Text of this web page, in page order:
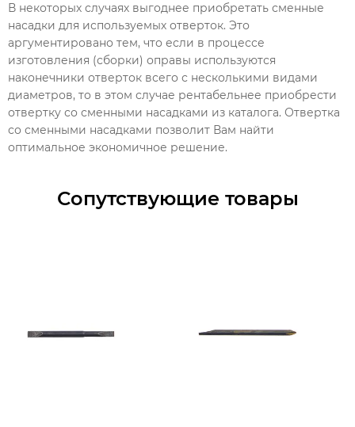
В некоторых случаях выгоднее приобретать сменные
насадки для используемых отверток. Это
аргументировано тем, что если в процессе
изготовления (сборки) оправы используются
наконечники отверток всего с несколькими видами
диаметров, то в этом случае рентабельнее приобрести
отвертку со сменными насадками из каталога. Отвертка
со сменными насадками позволит Вам найти
оптимальное экономичное решение.
Сопутствующие товары